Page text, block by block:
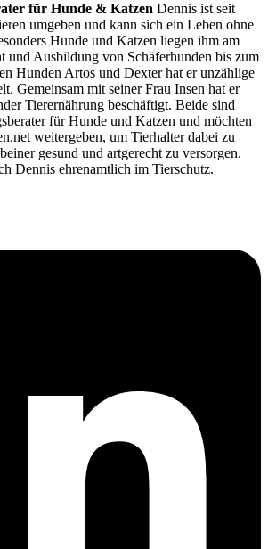
für Hunde & Katzen Dennis ist seit
umgeben und kann sich ein Leben ohne
Hunde und Katzen liegen ihm am
und Ausbildung von Schäferhunden bis zum
Hunden Artos und Dexter hat er unzählige
Gemeinsam mit seiner Frau Insen hat er
Tierernährung beschäftigt. Beide sind
für Hunde und Katzen und möchten
weitergeben, um Tierhalter dabei zu
gesund und artgerecht zu versorgen.
Dennis ehrenamtlich im Tierschutz.